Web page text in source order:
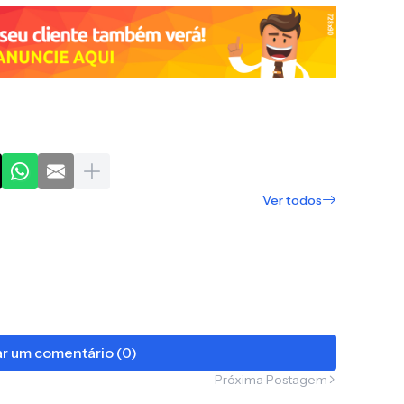
Ver todos
um comentário (0)
Próxima Postagem